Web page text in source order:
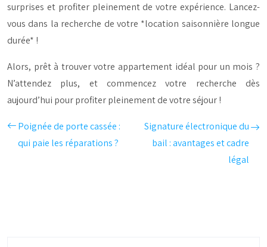
surprises et profiter pleinement de votre expérience. Lancez-
vous dans la recherche de votre *location saisonnière longue
durée* !
Alors, prêt à trouver votre appartement idéal pour un mois ?
N’attendez plus, et commencez votre recherche dès
aujourd’hui pour profiter pleinement de votre séjour !
Poignée de porte cassée :
qui paie les réparations ?
Signature électronique du
bail : avantages et cadre
légal